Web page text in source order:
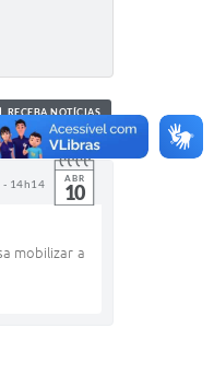
RECEBA NOTÍCIAS
- 14h14 ABR
10
mobilizar a